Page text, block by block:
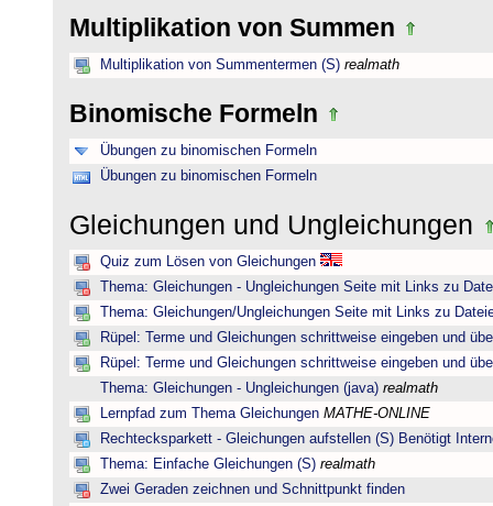
Multiplikation von Summen
Multiplikation von Summentermen (S) realmath
Binomische Formeln
Übungen zu binomischen Formeln
Übungen zu binomischen Formeln
Gleichungen und Ungleichungen
Quiz zum Lösen von Gleichungen
Thema: Gleichungen - Ungleichungen Seite mit Links zu
Thema: Gleichungen/Ungleichungen Seite mit Links zu
Rüpel: Terme und Gleichungen schrittweise eingeben und
Rüpel: Terme und Gleichungen schrittweise eingeben und
Thema: Gleichungen - Ungleichungen (java) realmath
Lernpfad zum Thema Gleichungen MATHE-ONLINE
Rechtecksparkett - Gleichungen aufstellen (S) Benötigt
Thema: Einfache Gleichungen (S) realmath
Zwei Geraden zeichnen und Schnittpunkt finden